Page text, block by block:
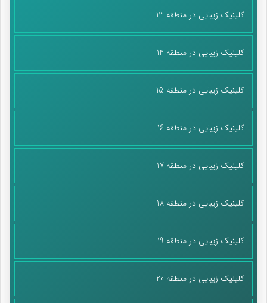
کلینیک زیبایی در منطقه 13
کلینیک زیبایی در منطقه 14
کلینیک زیبایی در منطقه 15
کلینیک زیبایی در منطقه 16
کلینیک زیبایی در منطقه 17
کلینیک زیبایی در منطقه 18
کلینیک زیبایی در منطقه 19
کلینیک زیبایی در منطقه 20